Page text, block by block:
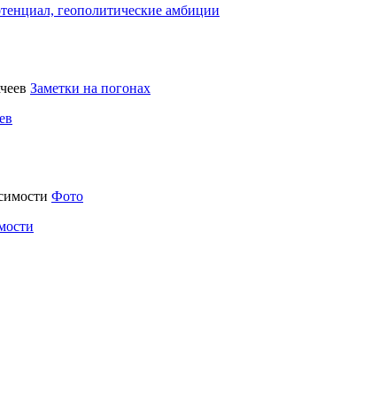
геополитические амбиции
Заметки на погонах
Фото